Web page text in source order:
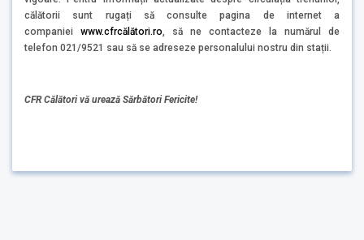
călătorii sunt rugați să consulte pagina de internet a
companiei www.cfrcălători.ro, să ne contacteze la numărul de
telefon 021/9521 sau să se adreseze personalului nostru din stații.
CFR Călători vă urează Sărbători Fericite!